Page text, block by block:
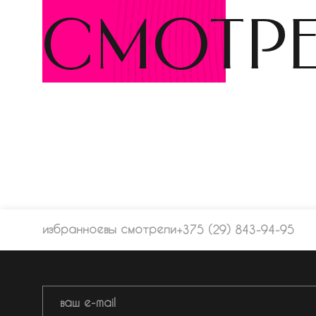
избранноевы смотрели+375 (29) 843-94-95